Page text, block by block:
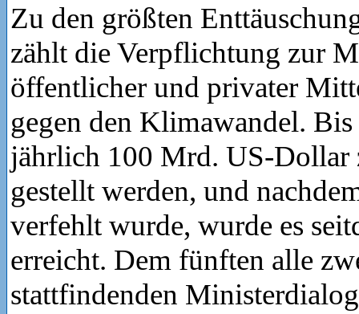
Zu den größten
zählt die Verpflichtung zur
öffentlicher und privater
gegen den Klimawandel.
jährlich 100 Mrd. US-Dollar
gestellt werden, und
verfehlt wurde, wurde es
erreicht. Dem fünften alle
stattfindenden